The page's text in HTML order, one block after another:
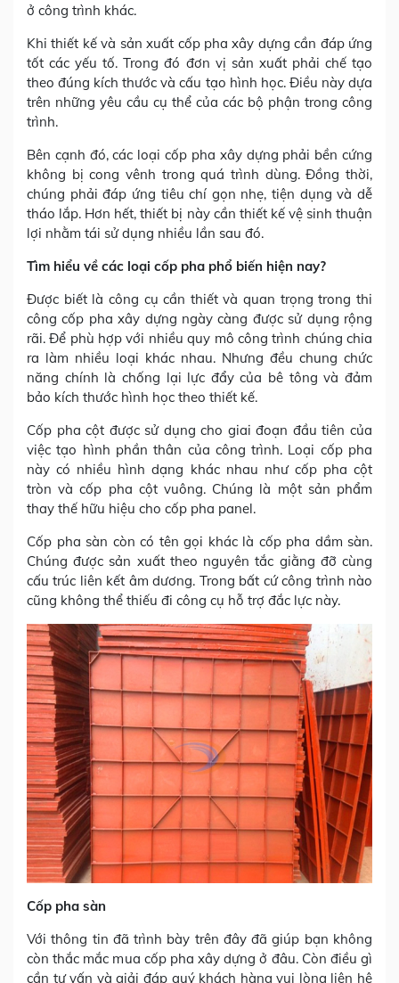
ở công trình khác.
Khi thiết kế và sản xuất cốp pha xây dựng cần đáp ứng
tốt các yếu tố. Trong đó đơn vị sản xuất phải chế tạo
theo đúng kích thước và cấu tạo hình học. Điều này dựa
trên những yêu cầu cụ thể của các bộ phận trong công
trình.
Bên cạnh đó, các loại cốp pha xây dựng phải bền cứng
không bị cong vênh trong quá trình dùng. Đồng thời,
chúng phải đáp ứng tiêu chí gọn nhẹ, tiện dụng và dễ
tháo lắp. Hơn hết, thiết bị này cần thiết kế vệ sinh thuận
lợi nhằm tái sử dụng nhiều lần sau đó.
Tìm hiểu về các loại cốp pha phổ biến hiện nay?
Được biết là công cụ cần thiết và quan trọng trong thi
công cốp pha xây dựng ngày càng được sử dụng rộng
rãi. Để phù hợp với nhiều quy mô công trình chúng chia
ra làm nhiều loại khác nhau. Nhưng đều chung chức
năng chính là chống lại lực đẩy của bê tông và đảm
bảo kích thước hình học theo thiết kế.
Cốp pha cột được sử dụng cho giai đoạn đầu tiên của
việc tạo hình phần thân của công trình. Loại cốp pha
này có nhiều hình dạng khác nhau như cốp pha cột
tròn và cốp pha cột vuông. Chúng là một sản phẩm
thay thế hữu hiệu cho cốp pha panel.
Cốp pha sàn còn có tên gọi khác là cốp pha dầm sàn.
Chúng được sản xuất theo nguyên tắc giằng đỡ cùng
cấu trúc liên kết âm dương. Trong bất cứ công trình nào
cũng không thể thiếu đi công cụ hỗ trợ đắc lực này.
Cốp pha sàn
Với thông tin đã trình bày trên đây đã giúp bạn không
còn thắc mắc mua cốp pha xây dựng ở đâu. Còn điều gì
cần tư vấn và giải đáp quý khách hàng vui lòng liên hệ